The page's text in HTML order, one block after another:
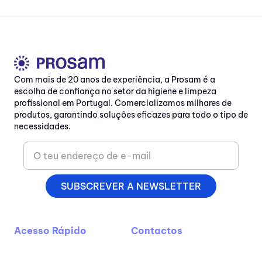
Com mais de 20 anos de experiência, a Prosam é a
escolha de confiança no setor da higiene e limpeza
profissional em Portugal. Comercializamos milhares de
produtos, garantindo soluções eficazes para todo o tipo de
necessidades.
SUBSCREVER A NEWSLETTER
Acesso Rápido Contactos